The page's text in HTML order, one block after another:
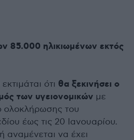
85.000 ηλικιωμένων εκτός
ότι θα ξεκινήσει ο
των υγειονομικών με
ολοκλήρωσης του
έως τις 20 Ιανουαρίου.
αναμένεται να έχει